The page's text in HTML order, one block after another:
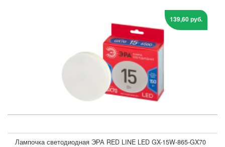
139,60 руб.
Лампочка светодиодная ЭРА RED LINE LED GX-15W-865-GX70